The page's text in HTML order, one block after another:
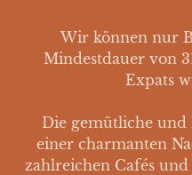
Wir können nur
Mindestdauer von
Expats
Die gemütliche
einer charmanten
zahlreichen Cafés